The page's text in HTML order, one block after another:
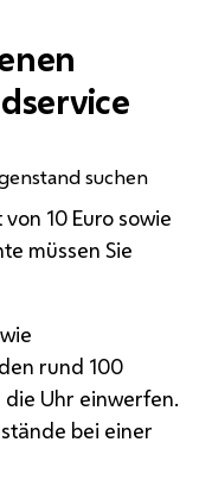
suchen
10 Euro sowie
müssen Sie
wie
rund 100
Uhr einwerfen.
bei einer